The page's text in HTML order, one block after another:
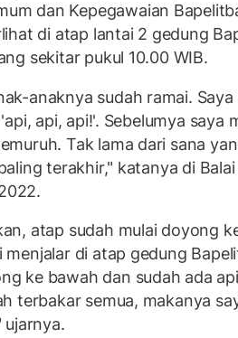
dan Kepegawaian
di atap lantai 2 gedung
sekitar pukul 10.00 WIB.
anaknya sudah ramai.
api, api!'. Sebelumya saya
Tak lama dari sana
terakhir," katanya di
atap sudah mulai doyong
menjalar di atap gedung
ke bawah dan sudah ada
terbakar semua, makanya
ujarnya.